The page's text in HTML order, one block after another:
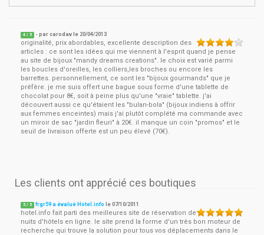
4 / 5 - parcarodav le 20/04/2013
originalité, prix abordables, excellente description des
articles : ce sont les idées qui me viennent à l'esprit quand je pense
au site de bijoux "mandy dreams creations". le choix est varié parmi
les boucles d'oreilles, les colliers,les broches ou encore les
barrettes. personnellement, ce sont les "bijoux gourmands" que je
préfère. je me suis offert une bague sous forme d'une tablette de
chocolat pour 8€, soit à peine plus qu'une "vraie" tablette. j'ai
découvert aussi ce qu'étaient les "bulan-bola" (bijoux indiens à offrir
aux femmes enceintes) mais j'ai plutôt complété ma commande avec
un miroir de sac "jardin fleuri" à 20€. il manque un coin "promos" et le
seuil de livraison offerte est un peu élevé (70€).
Les clients ont apprécié ces boutiques
5 / 5 frgr59 a évalué Hotel.info le07/10/2011
hotel.info fait parti des meilleures site de réservation de
nuits d'hôtels en ligne. le site prend la forme d'un très bon moteur de
recherche qui trouve la solution pour tous vos déplacements dans le